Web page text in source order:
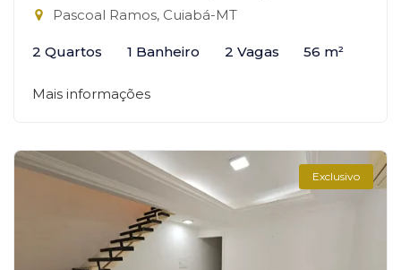
Pascoal Ramos, Cuiabá-MT
2 Quartos 1 Banheiro 2 Vagas 56 m²
Mais informações
Exclusivo